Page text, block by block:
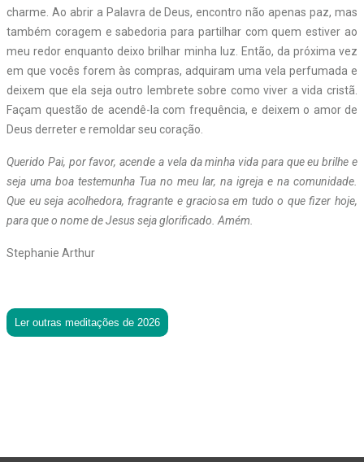
charme. Ao abrir a Palavra de Deus, encontro não apenas paz, mas
também coragem e sabedoria para partilhar com quem estiver ao
meu redor enquanto deixo brilhar minha luz. Então, da próxima vez
em que vocês forem às compras, adquiram uma vela perfumada e
deixem que ela seja outro lembrete sobre como viver a vida cristã.
Façam questão de acendê-la com frequência, e deixem o amor de
Deus derreter e remoldar seu coração.
Querido Pai, por favor, acende a vela da minha vida para que eu brilhe e
seja uma boa testemunha Tua no meu lar, na igreja e na comunidade.
Que eu seja acolhedora, fragrante e graciosa em tudo o que fizer hoje,
para que o nome de Jesus seja glorificado. Amém.
Stephanie Arthur
Ler outras meditações de 2026